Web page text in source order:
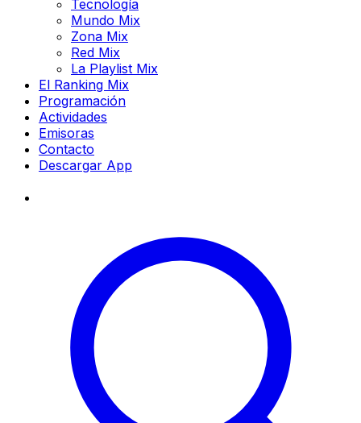
Tecnología
Mundo Mix
Zona Mix
Red Mix
La Playlist Mix
El Ranking Mix
Programación
Actividades
Emisoras
Contacto
Descargar App